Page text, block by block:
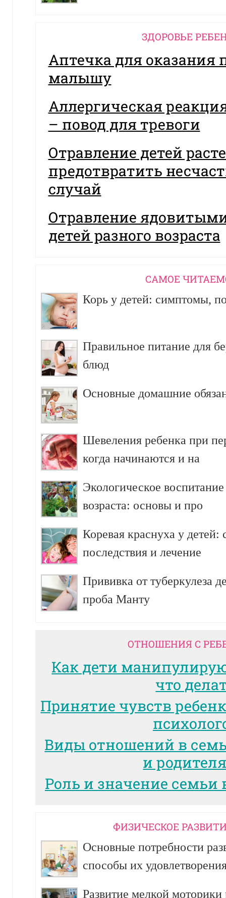
ЗДОРОВЬЕ
Аптечка для
малышу
Аллергическая
– повод для тревоги
Отравление детей
предотвратить
случай
Отравление
детей разного возраста
CАМОЕ
Корь у детей: симптомы,
Правильное питание для
блюд
Основные домашние
Шевеления ребенка при
когда начинаются и на
Экологическое
возраста: основы и про
Коревая краснуха у
последствия и лечение
Прививка от туберкулеза
проба Манту
ОТНОШЕНИЯ С
Как дети
что
Принятие чувств
Виды отношений в
и
Роль и значение семьи
ФИЗИЧЕСКОЕ
Основные потребности
способы их
Развитие мелкой моторики